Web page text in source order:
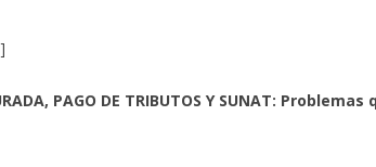
PAGO DE TRIBUTOS Y SUNAT: